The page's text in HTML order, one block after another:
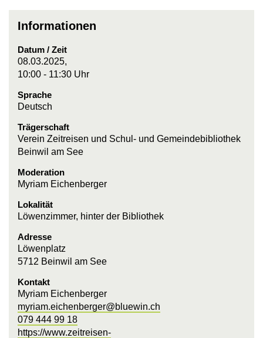
Informationen
Datum / Zeit
08.03.2025,
10:00 - 11:30 Uhr
Sprache
Deutsch
Trägerschaft
Verein Zeitreisen und Schul- und Gemeindebibliothek
Beinwil am See
Moderation
Myriam Eichenberger
Lokalität
Löwenzimmer, hinter der Bibliothek
Adresse
Löwenplatz
5712 Beinwil am See
Kontakt
Myriam Eichenberger
myriam.eichenberger@bluewin.ch
079 444 99 18
https://www.zeitreisen-